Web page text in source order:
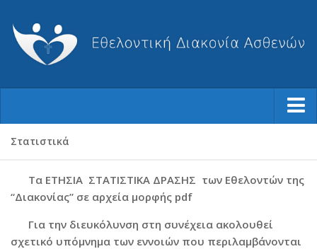
Ποιοι Είμαστε
Η Ιστορία μας
Το Διοικητικό Συμβούλιο
Στατιστικά
Τα ΕΤΗΣΙΑ ΣΤΑΤΙΣΤΙΚΑ ΔΡΑΣΗΣ των Εθελοντών της
“Διακονίας” σε αρχεία μορφής pdf
Για την διευκόλυνση στη συνέχεια ακολουθεί
σχετικό υπόμνημα των εννοιών που περιλαμβάνονται